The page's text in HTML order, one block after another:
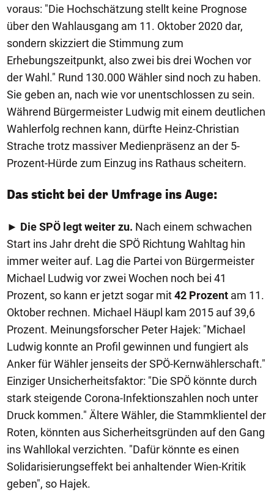
voraus: "Die Hochschätzung stellt keine Prognose
über den Wahlausgang am 11. Oktober 2020 dar,
sondern skizziert die Stimmung zum
Erhebungszeitpunkt, also zwei bis drei Wochen vor
der Wahl." Rund 130.000 Wähler sind noch zu haben.
Sie geben an, nach wie vor unentschlossen zu sein.
Während Bürgermeister Ludwig mit einem deutlichen
Wahlerfolg rechnen kann, dürfte Heinz-Christian
Strache trotz massiver Medienpräsenz an der 5-
Prozent-Hürde zum Einzug ins Rathaus scheitern.
Das sticht bei der Umfrage ins Auge:
► Die SPÖ legt weiter zu. Nach einem schwachen
Start ins Jahr dreht die SPÖ Richtung Wahltag hin
immer weiter auf. Lag die Partei von Bürgermeister
Michael Ludwig vor zwei Wochen noch bei 41
Prozent, so kann er jetzt sogar mit42 Prozent am 11.
Oktober rechnen. Michael Häupl kam 2015 auf 39,6
Prozent. Meinungsforscher Peter Hajek: "Michael
Ludwig konnte an Profil gewinnen und fungiert als
Anker für Wähler jenseits der SPÖ-Kernwählerschaft."
Einziger Unsicherheitsfaktor: "Die SPÖ könnte durch
stark steigende Corona-Infektionszahlen noch unter
Druck kommen." Ältere Wähler, die Stammklientel der
Roten, könnten aus Sicherheitsgründen auf den Gang
ins Wahllokal verzichten. "Dafür könnte es einen
Solidarisierungseffekt bei anhaltender Wien-Kritik
geben", so Hajek.